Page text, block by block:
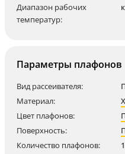
Диапазон рабочих
температур:
Параметры плафонов
Вид рассеивателя:
Материал:
Цвет плафонов:
Поверхность:
Количество плафонов:
1